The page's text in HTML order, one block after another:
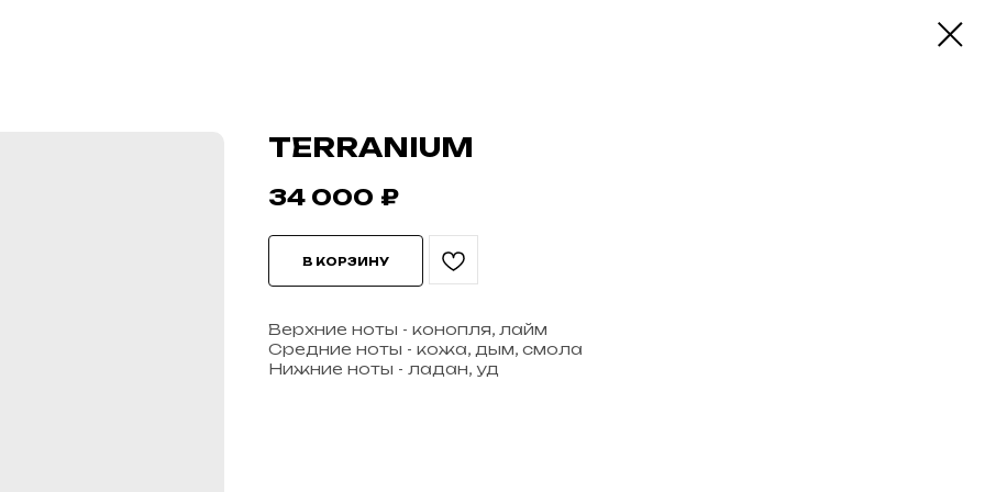
TERRANIUM
34 000 ₽
В КОРЗИНУ
Верхние ноты - конопля, лайм
Средние ноты - кожа, дым, смола
Нижние ноты - ладан, уд